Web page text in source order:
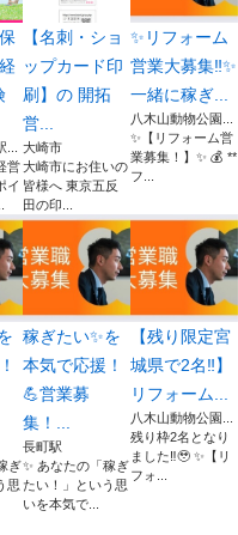
営
イ
【名刺・ショ
ップカード印
刷】の 開拓
営...
大崎市
大崎市にお住いの
皆様へ 東京五反
田の印...
✨リフォーム
営業大募集‼︎✨
一緒に稼ぎ...
八木山動物公園...
✨【リフォーム営
業募集！】✨ 💰 **
フ...
ぎ
思
稼ぎたい✨を
本気で応援！
💪営業募
集！...
長町駅
✨ あなたの「稼ぎ
たい！」という思
いを本気で...
【残り限定宮
城県で2名‼︎】
リフォーム...
八木山動物公園...
残り枠2名となり
ました‼︎🥹 ✨【リ
フォ...